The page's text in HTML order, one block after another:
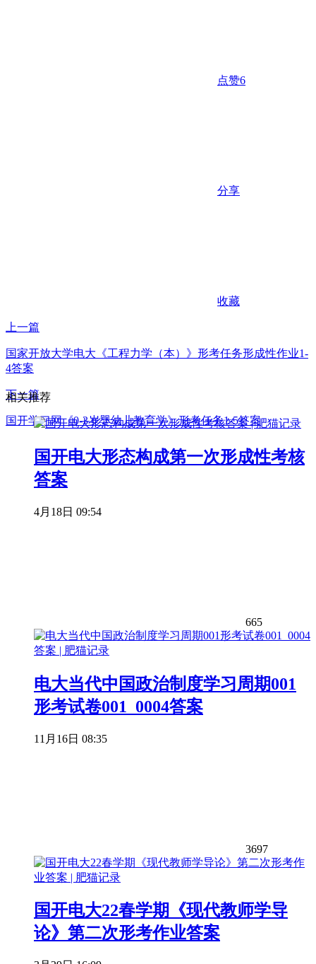
点赞6
分享
收藏
上一篇
国家开放大学电大《工程力学（本）》形考任务形成性作业1-
4答案
下一篇
国开学习网《0-3岁婴幼儿教育学》形考任务1-5答案
相关推荐
国开电大形态构成第一次形成性考核
答案
4月18日 09:54
665
电大当代中国政治制度学习周期001
形考试卷001_0004答案
11月16日 08:35
3697
国开电大22春学期《现代教师学导
论》第二次形考作业答案